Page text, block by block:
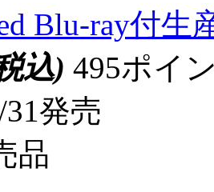
Blu-ray付生
込) 495ポイ
31発売
品